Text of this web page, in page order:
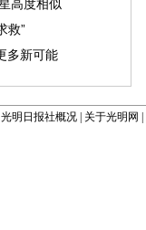
光明日报社概况 关于光明网